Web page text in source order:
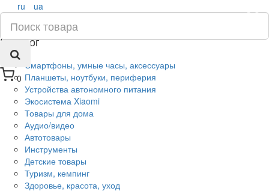
0
×
ru ua
Каталог
Смартфоны, умные часы, аксессуары
Планшеты, ноутбуки, периферия
Устройства автономного питания
Экосистема Xiaomi
Товары для дома
Аудио/видео
Автотовары
Инструменты
Детские товары
Туризм, кемпинг
Здоровье, красота, уход